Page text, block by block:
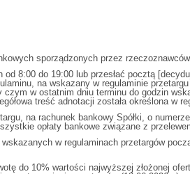
sporządzonych przez
8:00 do 19:00 lub przesłać pocztą
na wskazany w regulaminie
czym w ostatnim dniu terminu do godzin
treść adnotacji została określona w
na rachunek bankowy Spółki, o
opłaty bankowe związane z
w regulaminach przetargów
do 10% wartości najwyższej złożonej